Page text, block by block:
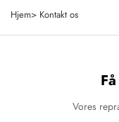
Hjem> Kontakt os
Vores